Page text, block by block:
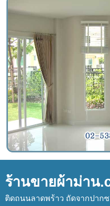
ร้านขายผ้าม่าน
ติดถนนลาดพร้าว ถัดจากปาก